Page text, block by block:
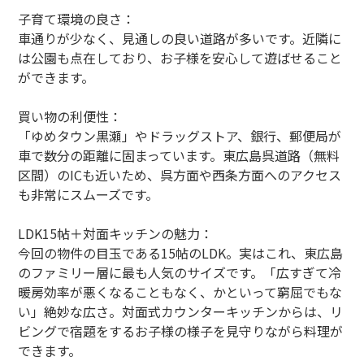
子育て環境の良さ：
車通りが少なく、見通しの良い道路が多いです。近隣に
は公園も点在しており、お子様を安心して遊ばせること
ができます。
買い物の利便性：
「ゆめタウン黒瀬」やドラッグストア、銀行、郵便局が
車で数分の距離に固まっています。東広島呉道路（無料
区間）のICも近いため、呉方面や西条方面へのアクセス
も非常にスムーズです。
LDK15帖＋対面キッチンの魅力：
今回の物件の目玉である15帖のLDK。実はこれ、東広島
のファミリー層に最も人気のサイズです。「広すぎて冷
暖房効率が悪くなることもなく、かといって窮屈でもな
い」絶妙な広さ。対面式カウンターキッチンからは、リ
ビングで宿題をするお子様の様子を見守りながら料理が
できます。